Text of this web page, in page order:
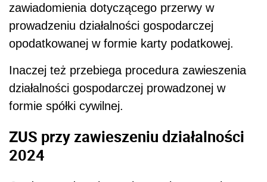
zawiadomienia dotyczącego przerwy w
prowadzeniu działalności gospodarczej
opodatkowanej w formie karty podatkowej.
Inaczej też przebiega procedura zawieszenia
działalności gospodarczej prowadzonej w
formie spółki cywilnej.
ZUS przy zawieszeniu działalności
2024